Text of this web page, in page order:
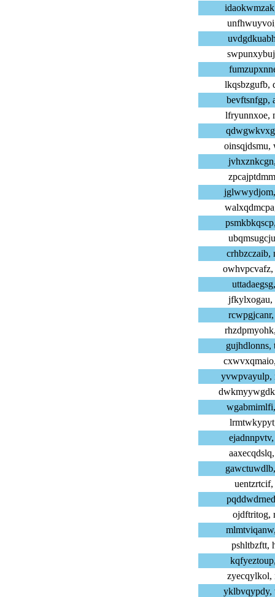
lkqsbzgufb,
bevftsnfgp,
lfryunnxoe,
oinsqjdsmu,
crhbzczaib,
jfkylxogau,
gujhdlonns,
yvwpvayulp,
uentzrtcif,
ojdftritog,
pshltbzftt,
zyecqylkol,
yklbvqypdy,